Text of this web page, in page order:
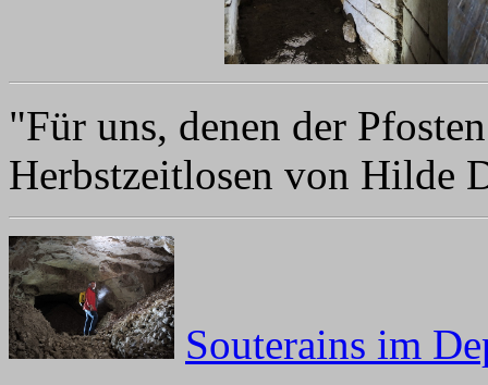
"Für uns, denen der
Herbstzeitlosen von Hilde
Souterains im